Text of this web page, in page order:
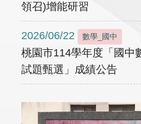
領召)增能研習
2026/06/22 數學_國中
桃園市114學年度「國中
試題甄選」成績公告